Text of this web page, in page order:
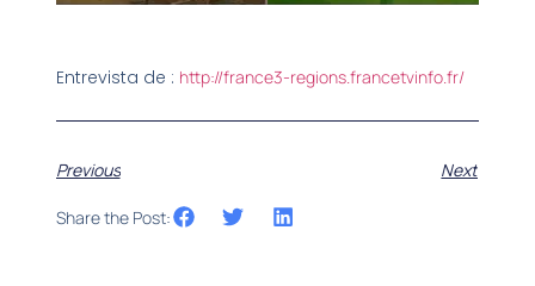
Entrevista de : http://france3-regions.francetvinfo.fr/
Previous Next
Share the Post: